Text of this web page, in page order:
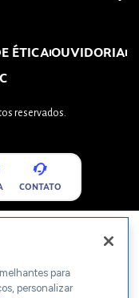
ÉTICAOUVIDORIA
reservados.
CONTATO
para
personalizar